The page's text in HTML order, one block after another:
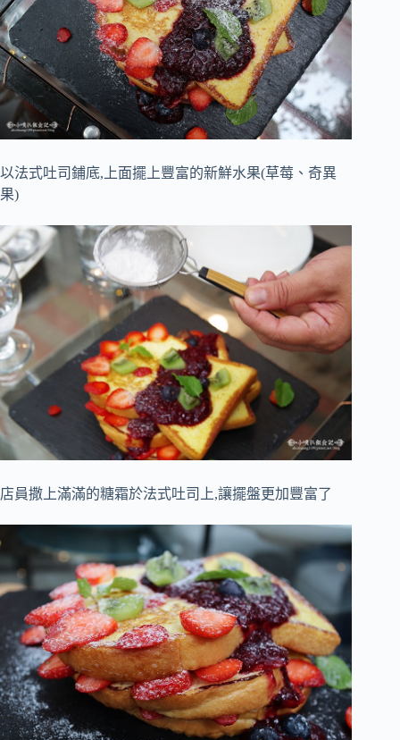
以法式吐司鋪底,上面擺上豐富的新鮮水果(草莓、奇異
果)
店員撒上滿滿的糖霜於法式吐司上,讓擺盤更加豐富了